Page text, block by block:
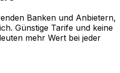
Banken und Anbietern,
Günstige Tarife und keine
mehr Wert bei jeder